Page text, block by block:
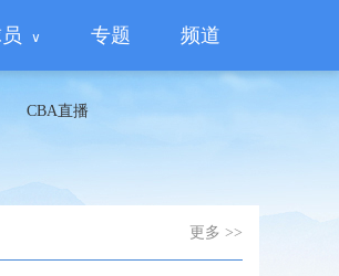
专题 频道
CBA直播
更多 >>